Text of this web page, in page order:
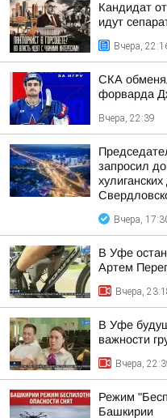
Кандидат
идут
Вчера,
СКА
форварда
Вчера, 22:39
запросил
Вчера,
В Уфе
Артем
Вчера,
В Уфе
важности
Вчера,
Режим
Башкирии